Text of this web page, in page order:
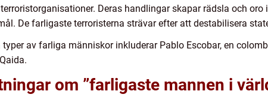
Deras handlingar skapar rädsla och
De farligaste terroristerna strävar efter att destabilisera
av farliga människor inkluderar Pablo Escobar, en
om ”farligaste mannen i